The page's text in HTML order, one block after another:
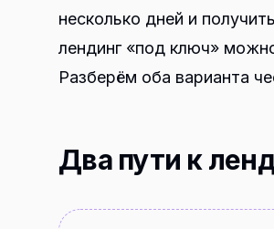
несколько дней и
лендинг «под ключ»
Разберём оба варианта
Два пути к